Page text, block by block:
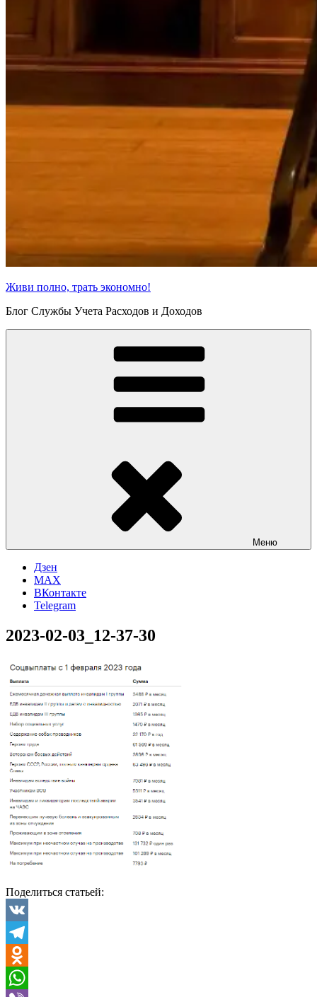
Живи полно, трать экономно!
Блог Службы Учета Расходов и Доходов
Меню
Дзен
MAX
ВКонтакте
Telegram
2023-02-03_12-37-30
Поделиться статьей:
VK
Telegram
Odnoklassniki